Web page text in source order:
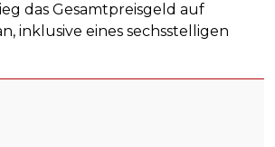
das Gesamtpreisgeld auf
inklusive eines sechsstelligen